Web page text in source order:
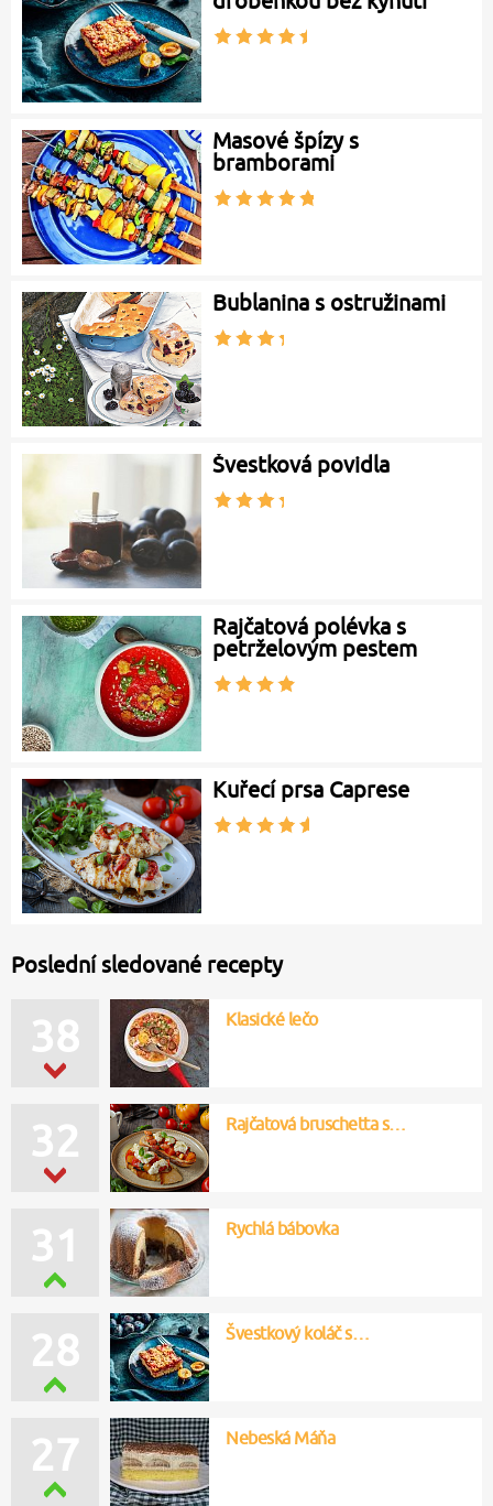
Masové špízy s
bramborami
Bublanina s ostružinami
Švestková povidla
Rajčatová polévka s
petrželovým pestem
Kuřecí prsa Caprese
Poslední sledované recepty
38 Klasické lečo
32 Rajčatová bruschetta s…
31 Rychlá bábovka
28 Švestkový koláč s…
27 Nebeská Máňa